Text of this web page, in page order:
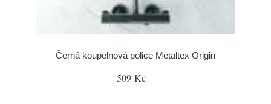
Černá koupelnová police Metaltex Origin
509 Kč